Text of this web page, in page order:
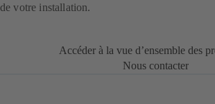
de votre installation.
Accéder à la vue d’ensemble des
Nous contacter